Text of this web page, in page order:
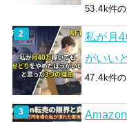
53.4k件
私が月
がいい
47.4k件